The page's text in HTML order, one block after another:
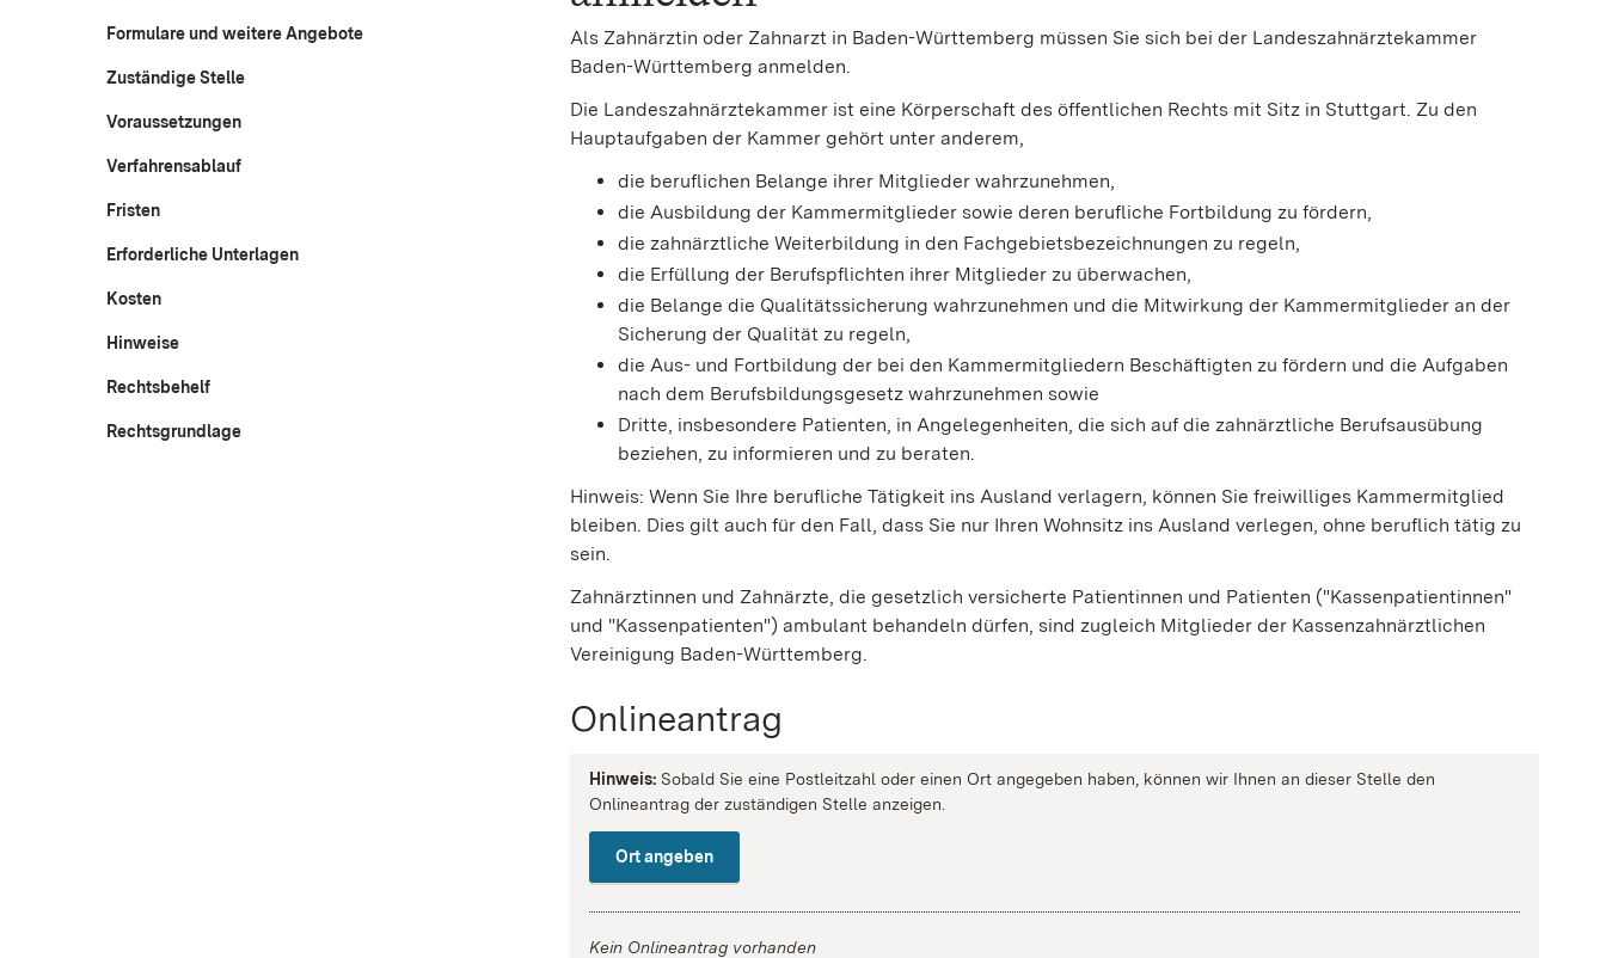
Formulare und weitere Angebote
Zuständige Stelle
Voraussetzungen
Verfahrensablauf
Fristen
Erforderliche Unterlagen
Kosten
Hinweise
Rechtsbehelf
Rechtsgrundlage
Als Zahnärztin oder Zahnarzt in Baden-Württemberg müssen Sie sich bei der Landeszahnärztekammer
Baden-Württemberg anmelden.
Die Landeszahnärztekammer ist eine Körperschaft des öffentlichen Rechts mit Sitz in Stuttgart. Zu den
Hauptaufgaben der Kammer gehört unter anderem,
die beruflichen Belange ihrer Mitglieder wahrzunehmen,
die Ausbildung der Kammermitglieder sowie deren berufliche Fortbildung zu fördern,
die zahnärztliche Weiterbildung in den Fachgebietsbezeichnungen zu regeln,
die Erfüllung der Berufspflichten ihrer Mitglieder zu überwachen,
die Belange die Qualitätssicherung wahrzunehmen und die Mitwirkung der Kammermitglieder an der
Sicherung der Qualität zu regeln,
die Aus- und Fortbildung der bei den Kammermitgliedern Beschäftigten zu fördern und die Aufgaben
nach dem Berufsbildungsgesetz wahrzunehmen sowie
Dritte, insbesondere Patienten, in Angelegenheiten, die sich auf die zahnärztliche Berufsausübung
beziehen, zu informieren und zu beraten.
Hinweis:Wenn Sie Ihre berufliche Tätigkeit ins Ausland verlagern, können Sie freiwilliges Kammermitglied
bleiben. Dies gilt auch für den Fall, dass Sie nur Ihren Wohnsitz ins Ausland verlegen, ohne beruflich tätig zu
sein.
Zahnärztinnen und Zahnärzte, die gesetzlich versicherte Patientinnen und Patienten ("Kassenpatientinnen"
und "Kassenpatienten") ambulant behandeln dürfen, sind zugleich Mitglieder der Kassenzahnärztlichen
Vereinigung Baden-Württemberg.
Onlineantrag
Hinweis: Sobald Sie eine Postleitzahl oder einen Ort angegeben haben, können wir Ihnen an dieser Stelle den
Onlineantrag der zuständigen Stelle anzeigen.
Ort angeben
Kein Onlineantrag vorhanden